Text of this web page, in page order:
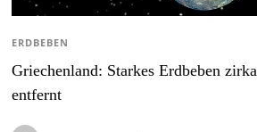
ERDBEBEN
Griechenland: Starkes Erdbeben
entfernt